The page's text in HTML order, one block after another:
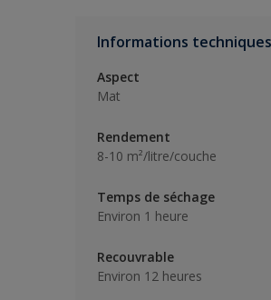
Informations techniques
Aspect
Mat
Rendement
8-10 m²/litre/couche
Temps de séchage
Environ 1 heure
Recouvrable
Environ 12 heures